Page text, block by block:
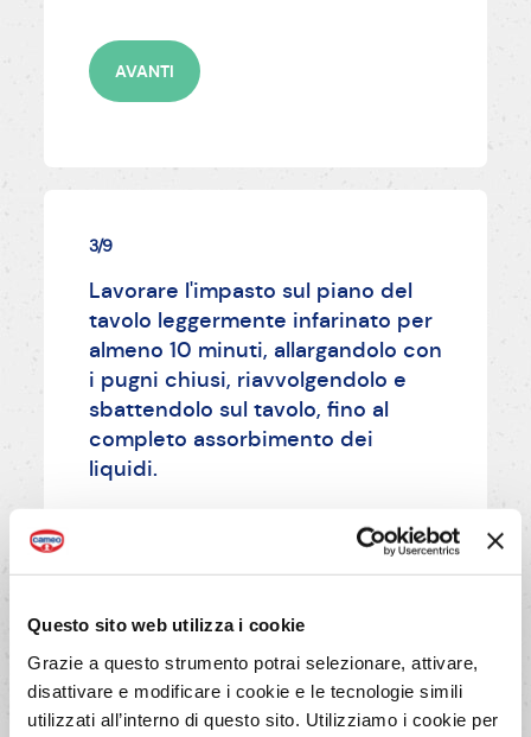
Questo sito web utilizza i cookie
Grazie a questo strumento potrai selezionare, attivare,
disattivare e modificare i cookie e le tecnologie simili
utilizzati all’interno di questo sito. Utilizziamo i cookie per
AVANTI
3/9
Lavorare l'impasto sul piano del
tavolo leggermente infarinato per
almeno 10 minuti, allargandolo con
i pugni chiusi, riavvolgendolo e
sbattendolo sul tavolo, fino al
completo assorbimento dei
liquidi.